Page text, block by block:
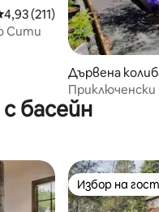
оценка: 4,93 от 5,
4,93 (211)
Сити
Дървена
ty
малка хижа на
басейн
Избор на
Избор на